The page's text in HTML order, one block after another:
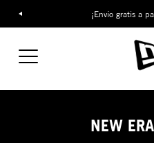
¡Envío gratis a
NEW